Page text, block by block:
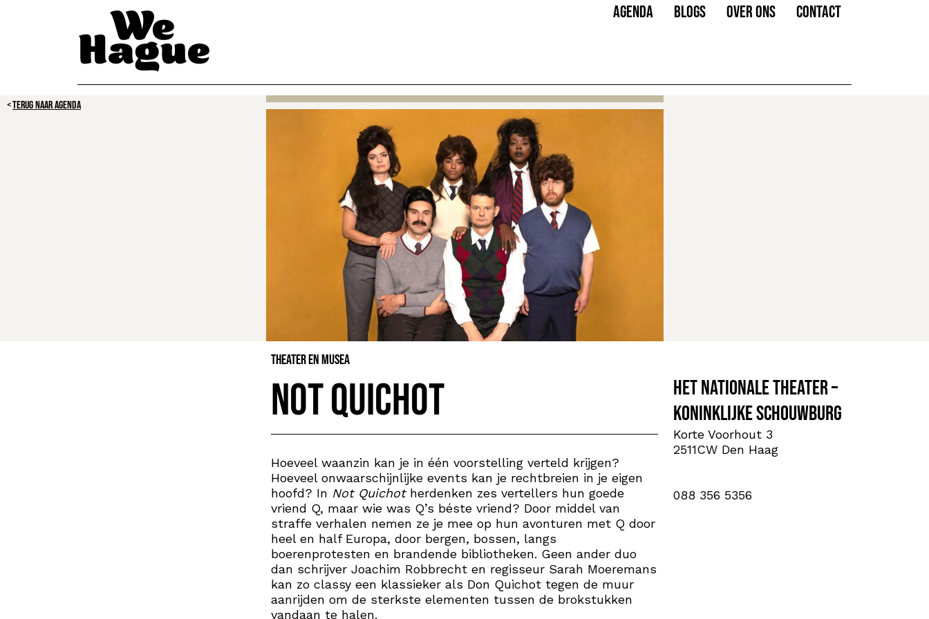
AGENDA BLOGS OVER ONS CONTACT
TERUG NAAR AGENDA
Theater en Musea
Not Quichot
Hoeveel waanzin kan je in één voorstelling verteld krijgen?
Hoeveel onwaarschijnlijke events kan je rechtbreien in je eigen
hoofd? In Not Quichotherdenken zes vertellers hun goede
vriend Q, maar wie was Q’s béste vriend? Door middel van
straffe verhalen nemen ze je mee op hun avonturen met Q door
heel en half Europa, door bergen, bossen, langs
boerenprotesten en brandende bibliotheken. Geen ander duo
dan schrijver Joachim Robbrecht en regisseur Sarah Moeremans
kan zo classy een klassieker als Don Quichot tegen de muur
aanrijden om de sterkste elementen tussen de brokstukken
vandaan te halen.
Het Nationale Theater –
Koninklijke Schouwburg
Korte Voorhout 3
2511CW Den Haag
088 356 5356